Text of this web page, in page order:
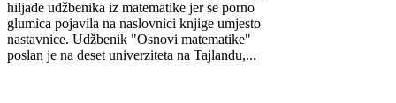
hiljade udžbenika iz matematike jer se porno
glumica pojavila na naslovnici knjige umjesto
nastavnice. Udžbenik "Osnovi matematike"
poslan je na deset univerziteta na Tajlandu,...